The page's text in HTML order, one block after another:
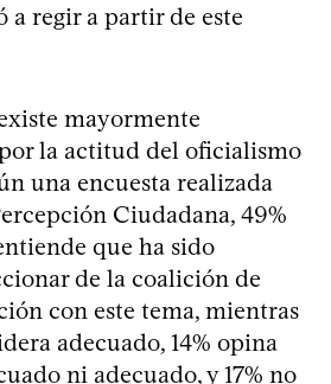
a regir a partir de este
mayormente
la actitud del oficialismo
una encuesta realizada
Ciudadana, 49%
que ha sido
de la coalición de
con este tema, mientras
adecuado, 14% opina
ni adecuado, y 17% no